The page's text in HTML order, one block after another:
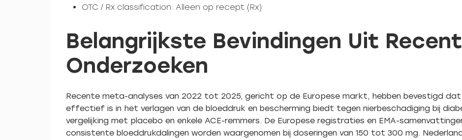
OTC / Rx classification: Alleen op recept (Rx)
Belangrijkste Bevindingen Uit
Onderzoeken
Recente meta-analyses van 2022 tot 2025, gericht op de Europese markt, hebben bevestigd
effectief is in het verlagen van de bloeddruk en bescherming biedt tegen nierbeschadiging bij
vergelijking met placebo en enkele ACE-remmers. De Europese registraties en EMA-
consistente bloeddrukdalingen worden waargenomen bij doseringen van 150 tot 300 mg.